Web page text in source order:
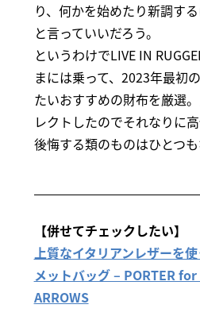
り、何かを始めたり新調す
と言っていいだろう。
というわけでLIVE IN
まには乗って、2023年最初
たいおすすめの財布を厳選
レクトしたのでそれなりに
後悔する類のものはひとつも
【併せてチェックしたい】
上質なイタリアンレザーを
メットバッグ – PORTER
ARROWS